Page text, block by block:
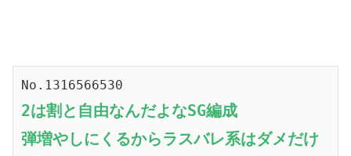
No.1316566530
2は割と自由なんだよなSG編成
弾増やしにくるからラスバレ系はダメだけ